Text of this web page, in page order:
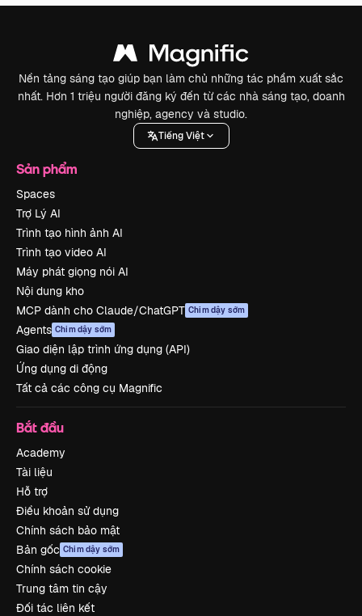
Nền tảng sáng tạo giúp bạn làm chủ những tác phẩm xuất sắc
nhất. Hơn 1 triệu người đăng ký đến từ các nhà sáng tạo, doanh
nghiệp, agency và studio.
Tiếng Việt
Sản phẩm
Spaces
Trợ Lý AI
Trình tạo hình ảnh AI
Trình tạo video AI
Máy phát giọng nói AI
Nội dung kho
MCP dành cho Claude/ChatGPT Chim dậy sớm
Agents Chim dậy sớm
Giao diện lập trình ứng dụng (API)
Ứng dụng di động
Tất cả các công cụ Magnific
Bắt đầu
Academy
Tài liệu
Hỗ trợ
Điều khoản sử dụng
Chính sách bảo mật
Bản gốc Chim dậy sớm
Chính sách cookie
Trung tâm tin cậy
Đối tác liên kết